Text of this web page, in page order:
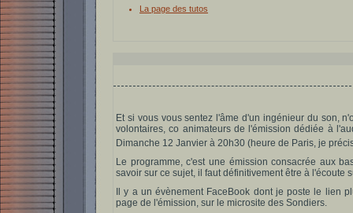
La page des tutos
Et si vous vous sentez l'âme d'un ingénieur du son,
volontaires, co animateurs de l'émission dédiée à
Dimanche 12 Janvier à 20h30 (heure de Paris, je
Le programme, c'est une émission consacrée aux
savoir sur ce sujet, il faut définitivement être à l'écoute
Il y a un évènement FaceBook dont je poste le lien
page de l'émission, sur le microsite des Sondiers.